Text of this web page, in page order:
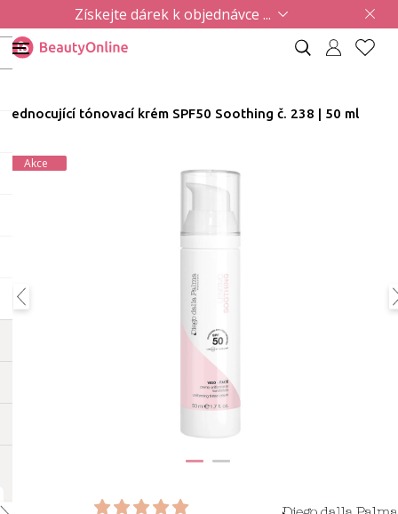
Získejte dárek k objednávce ...
Sjednocující tónovací krém SPF50 Soothing č. 238 | 50 ml
Akce